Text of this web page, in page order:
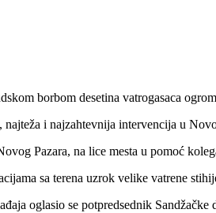
borbom desetina vatrogasaca
najteža i najzahtevnija intervencija u
Pazara, na lice mesta u pomoć
sa terena uzrok velike vatrene
oglasio se potpredsednik